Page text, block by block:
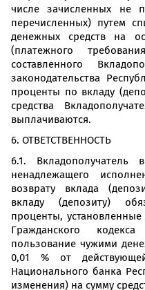
числе зачисленных не
перечисленных) путем
денежных средств на
(платежного
составленного
законодательства
проценты по вкладу
средства
выплачиваются.
6. ОТВЕТСТВЕННОСТЬ
6.1. Вкладополучатель
ненадлежащего
возврату вклада
вкладу (депозиту)
проценты, установленные
Гражданского
пользование чужими
0,01 % от
Национального банка
изменения) на сумму